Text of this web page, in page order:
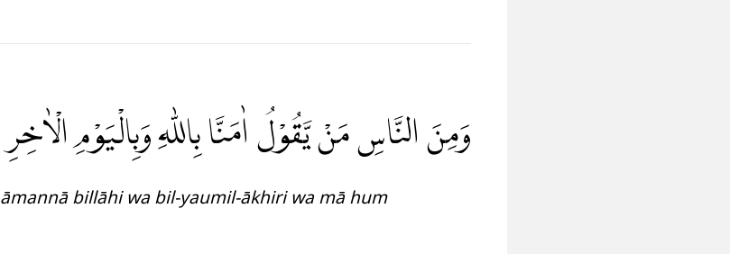
وَمِنَ النَّاسِ مَنْ يَّقُوْلُ اٰمَنَّا بِاللّٰهِ وَبِالْيَوْمِ
billāhi wa bil-yaumil-ākhiri wa mā hum